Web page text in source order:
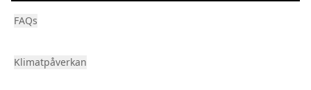
FAQs
Klimatpåverkan